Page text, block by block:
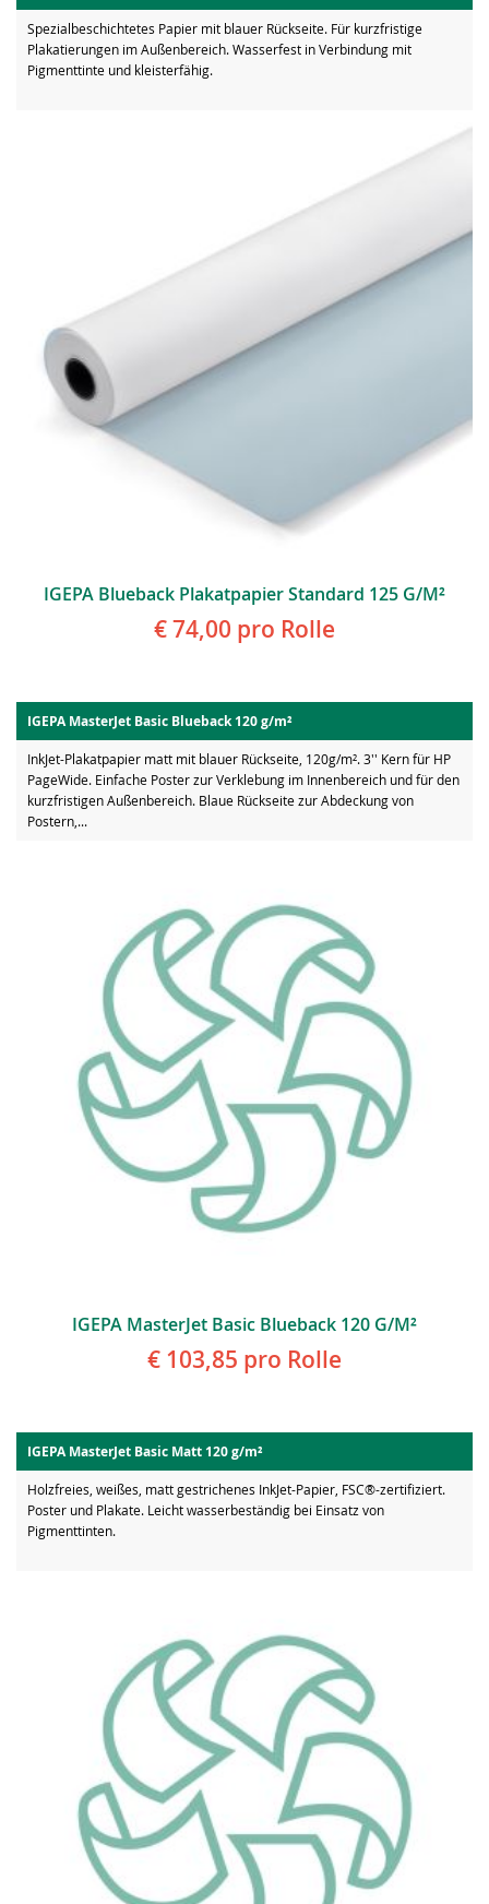
Spezialbeschichtetes Papier mit blauer Rückseite. Für kurzfristige
Plakatierungen im Außenbereich. Wasserfest in Verbindung mit
Pigmenttinte und kleisterfähig.
IGEPA Blueback Plakatpapier Standard 125 G/m²
€ 74,00 pro Rolle
IGEPA MasterJet Basic Blueback 120 g/m²
InkJet-Plakatpapier matt mit blauer Rückseite, 120g/m². 3'' Kern für HP
PageWide. Einfache Poster zur Verklebung im Innenbereich und für den
kurzfristigen Außenbereich. Blaue Rückseite zur Abdeckung von
Postern,...
IGEPA MasterJet Basic Blueback 120 G/m²
€ 103,85 pro Rolle
IGEPA MasterJet Basic Matt 120 g/m²
Holzfreies, weißes, matt gestrichenes InkJet-Papier, FSC®-zertifiziert.
Poster und Plakate. Leicht wasserbeständig bei Einsatz von
Pigmenttinten.